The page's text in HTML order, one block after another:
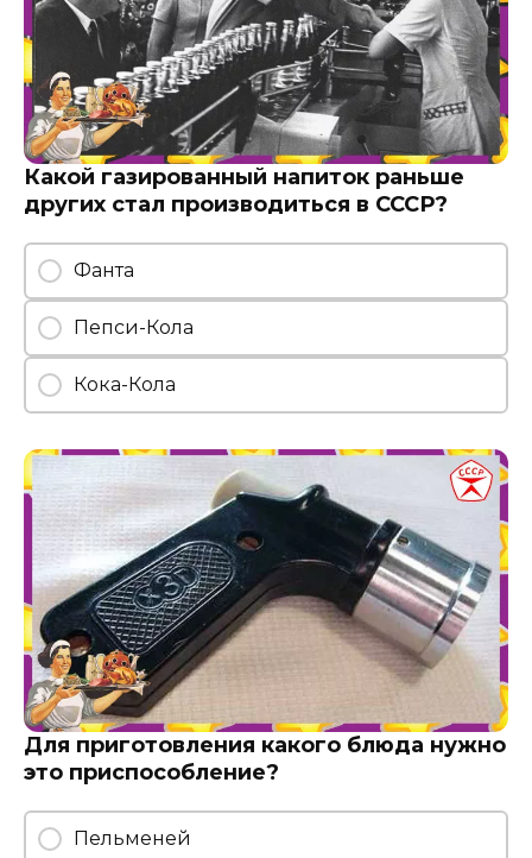
Какой газированный напиток раньше
других стал производиться в СССР?
Фанта
Пепси-Кола
Кока-Кола
Для приготовления какого блюда нужно
это приспособление?
Пельменей